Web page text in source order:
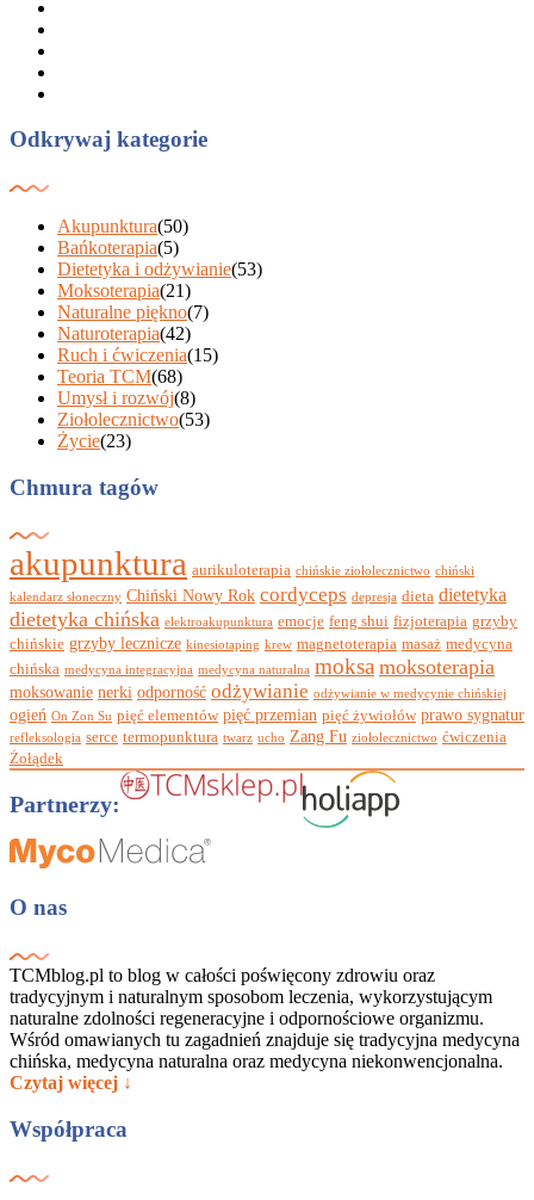
Odkrywaj kategorie
Akupunktura(50)
Bańkoterapia(5)
Dietetyka i odżywianie(53)
Moksoterapia(21)
Naturalne piękno(7)
Naturoterapia(42)
Ruch i ćwiczenia(15)
Teoria TCM(68)
Umysł i rozwój(8)
Ziołolecznictwo(53)
Życie(23)
Chmura tagów
akupunktura aurikuloterapia chińskie ziołolecznictwo chiński
kalendarz słoneczny Chiński Nowy Rok cordyceps depresja dieta dietetyka
dietetyka chińska elektroakupunktura emocje feng shui fizjoterapia grzyby
chińskie grzyby lecznicze kinesiotaping krew magnetoterapia masaż medycyna
chińska medycyna integracyjna medycyna naturalna moksa moksoterapia
moksowanie nerki odporność odżywianie odżywianie w medycynie chińskiej
ogień On Zon Su pięć elementów pięć przemian pięć żywiołów prawo sygnatur
refleksologia serce termopunktura twarz ucho Zang Fu ziołolecznictwo ćwiczenia
Żołądek
Partnerzy:
O nas
TCMblog.pl to blog w całości poświęcony zdrowiu oraz
tradycyjnym i naturalnym sposobom leczenia, wykorzystującym
naturalne zdolności regeneracyjne i odpornościowe organizmu.
Wśród omawianych tu zagadnień znajduje się tradycyjna medycyna
chińska, medycyna naturalna oraz medycyna niekonwencjonalna.
Czytaj więcej ↓
Współpraca